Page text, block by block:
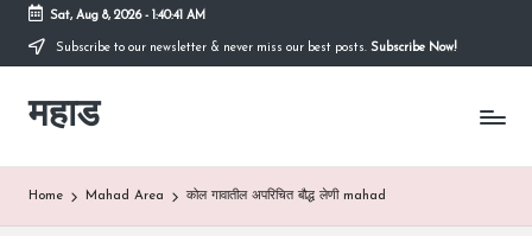
Skip
content
Sat, Aug 8, 2026- 1:40:41 AM
Subscribe to our newsletter & never miss our best posts. Subscribe Now!
महाड
कोकणातील
Home Mahad Area कोल गावातील अपरिचित बौद्ध लेणी mahad